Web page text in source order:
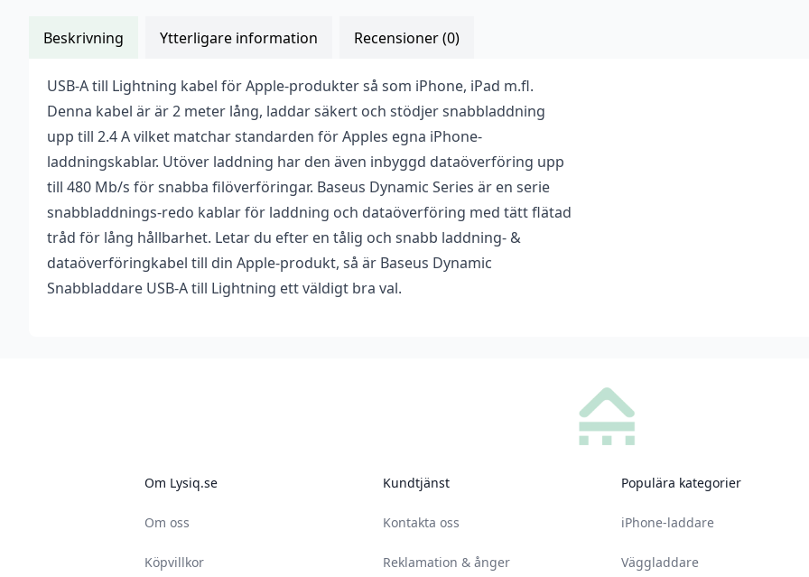
Beskrivning Ytterligare information Recensioner (0)
USB-A till Lightning kabel för Apple-produkter så som iPhone, iPad m.fl.
Denna kabel är är 2 meter lång, laddar säkert och stödjer snabbladdning
upp till 2.4 A vilket matchar standarden för Apples egna iPhone-
laddningskablar. Utöver laddning har den även inbyggd dataöverföring upp
till 480 Mb/s för snabba filöverföringar. Baseus Dynamic Series är en serie
snabbladdnings-redo kablar för laddning och dataöverföring med tätt flätad
tråd för lång hållbarhet. Letar du efter en tålig och snabb laddning- &
dataöverföringkabel till din Apple-produkt, så är Baseus Dynamic
Snabbladdare USB-A till Lightning ett väldigt bra val.
Vikt
0,076 kg
Färg
Vit
Varumärke
Baseus
Kabellängd
2 m
Typ
USB-A till Lightning
Recensioner
Det finns inga recensioner än.
Bli först med att recensera ”Baseus Dynamic Snabbladdare USB-A till
Du måste varainloggadför att skriva en recension.
Om Lysiq.se
Om oss
Köpvillkor
Kundtjänst
Kontakta oss
Reklamation & ånger
Populära kategorier
iPhone-laddare
Väggladdare